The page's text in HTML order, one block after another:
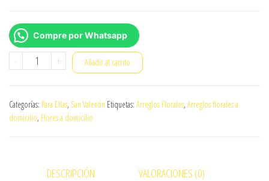
original
era:
$25.00.
actual
es:
$19.99.
Compre por Whatsapp
-
Arreglo
cantidad
+ Añadir al carrito
Categorías: Para Ellas, San Valentin Etiquetas: Arreglos Florales, Arreglos florales a
domicilio, Flores a domicilio
DESCRIPCIÓN VALORACIONES (0)